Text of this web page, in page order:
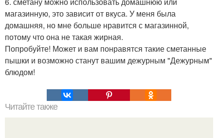
магазинную, это зависит от вкуса. У меня была
домашняя, но мне больше нравится с магазинной,
потому что она не такая жирная.
Попробуйте! Может и вам понравятся такие сметанные
пышки и возможно станут вашим дежурным "Дежурным"
блюдом!
Читайте также